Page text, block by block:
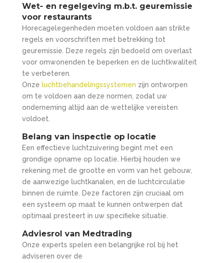
Wet- en regelgeving m.b.t. geuremissie
voor restaurants
Horecagelegenheden moeten voldoen aan strikte
regels en voorschriften met betrekking tot
geuremissie. Deze regels zijn bedoeld om overlast
voor omwonenden te beperken en de luchtkwaliteit
te verbeteren.
Onze luchtbehandelingssystemen zijn ontworpen
om te voldoen aan deze normen, zodat uw
onderneming altijd aan de wettelijke vereisten
voldoet.
Belang van inspectie op locatie
Een effectieve luchtzuivering begint met een
grondige opname op locatie. Hierbij houden we
rekening met de grootte en vorm van het gebouw,
de aanwezige luchtkanalen, en de luchtcirculatie
binnen de ruimte. Deze factoren zijn cruciaal om
een systeem op maat te kunnen ontwerpen dat
optimaal presteert in uw specifieke situatie.
Adviesrol van Medtrading
Onze experts spelen een belangrijke rol bij het
adviseren over de